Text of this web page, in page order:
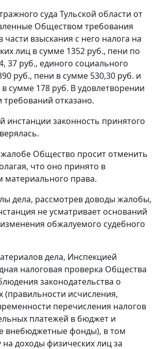
суда Тульской области от
Обществом требования
части взыскания с него налога на
лиц в сумме 1352 руб., пени по
37 руб., единого социального
руб., пени в сумме 530,30 руб. и
сумме 178 руб. В удовлетворении
требований отказано.
инстанции законность принятого
Общество просит отменить
что оно принято в
права.
дела, рассмотрев доводы жалобы,
не усматривает оснований
обжалуемого судебного
дела, Инспекцией
налоговая проверка Общества
законодательства о
(правильности исчисления,
перечисления налогов
платежей в бюджет и
внебюджетные фонды), в том
на доходы физических лиц за